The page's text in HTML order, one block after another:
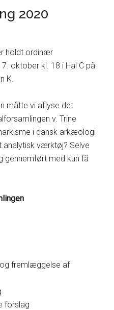
2020
holdt ordinær
oktober kl. 18 i Hal C på
K.
måtte vi aflyse det
v. Trine
i dansk arkæologi
analytisk værktøj? Selve
gennemført med kun få
fremlæggelse af
forslag